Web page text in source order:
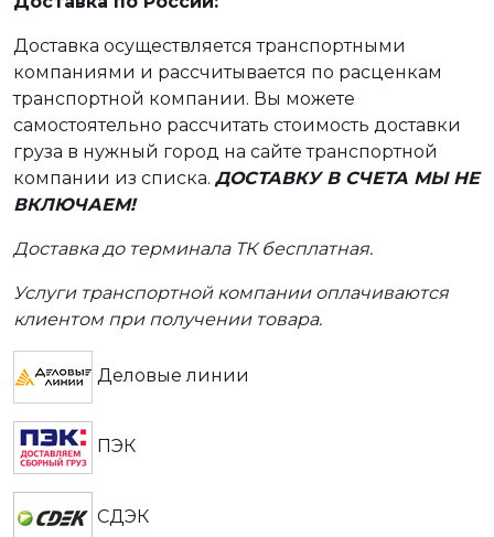
Доставка осуществляется транспортными
компаниями и рассчитывается по расценкам
транспортной компании. Вы можете
самостоятельно рассчитать стоимость доставки
груза в нужный город на сайте транспортной
компании из списка. ДОСТАВКУ В СЧЕТА МЫ НЕ
ВКЛЮЧАЕМ!
Доставка до терминала ТК бесплатная.
Услуги транспортной компании оплачиваются
клиентом при получении товара.
Деловые линии
ПЭК
СДЭК